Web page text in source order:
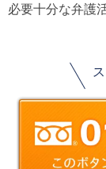
必要十分な弁護